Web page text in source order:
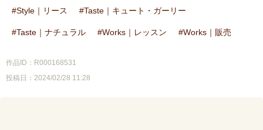
Style｜リース Taste｜キュート・ガーリー
Taste｜ナチュラル Works｜レッスン Works｜販売
作品ID：R000168531
投稿日：2024/02/28 11:28